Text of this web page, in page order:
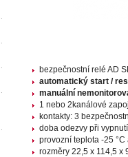
bezpečnostní relé AD
automatický start /
manuální
1 nebo 2kanálové
kontakty: 3
doba odezvy při
provozní teplota -25 °C
rozměry 22,5 x 114,5 x